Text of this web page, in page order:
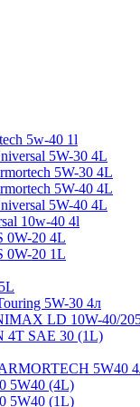
5w-40 1l
5W-30 4L
5W-30 4L
5W-40 4L
5W-40 4L
10w-40 4l
0W-20 4L
0W-20 1L
5W-30 4л
LD 10W-40/
4Т SAE 30 (1L)
5W40
5W40 (4L)
5W40 (1L)